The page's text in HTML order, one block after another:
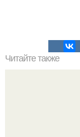
Читайте также